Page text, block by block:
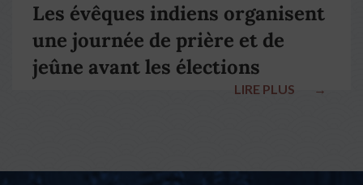
Les évêques indiens organisent
une journée de prière et de
jeûne avant les élections
LIRE PLUS →